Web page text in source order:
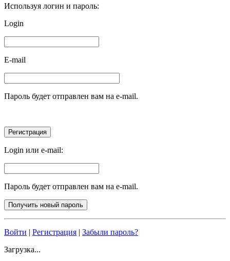
Используя логин и пароль:
Login
E-mail
Пароль будет отправлен вам на e-mail.
Login или e-mail:
Пароль будет отправлен вам на e-mail.
Войти | Регистрация | Забыли пароль?
Загрузка...